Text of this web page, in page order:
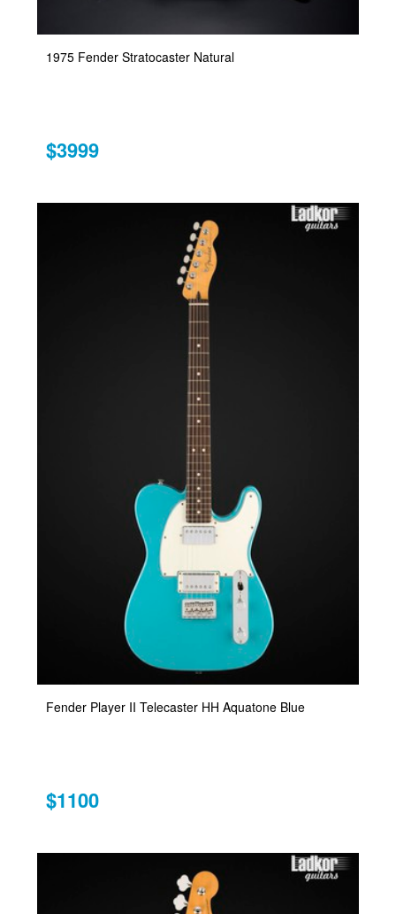
1975 Fender Stratocaster Natural
$3999
Fender Player II Telecaster HH Aquatone Blue
$1100